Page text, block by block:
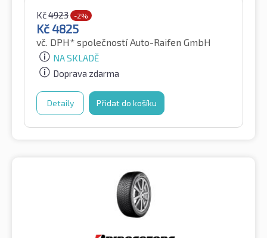
Kč4923 -2%
Kč4825
vč. DPH* společností Auto-Raifen GmbH
NA SKLADĚ
Doprava zdarma
Detaily Přidat do košíku